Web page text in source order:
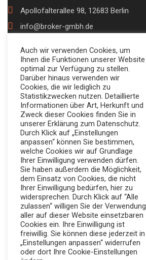
Apollofalterallee 98, 12683 Berlin
info@broker-gmbh.de
INFORMATIONEN
Impressum
Datenschutz
AGB
MENÜ
Home
Messe
Veranstaltungstechnik
Katalog
FOLLOW US:
Auch wir verwenden Cookies, um
Ihnen die Funktionen unserer Website
optimal zur Verfügung zu stellen.
Darüber hinaus verwenden wir
Cookies, die wir lediglich zu
Statistikzwecken nutzen. Detaillierte
Informationen über Art, Herkunft und
Zweck dieser Cookies finden Sie in
unserer Erklärung zum Datenschutz.
Durch Klick auf „Einstellungen
anpassen“ können Sie bestimmen,
welche Cookies wir auf Grundlage
Ihrer Einwilligung verwenden dürfen.
Sie haben außerdem die Möglichkeit,
dem Einsatz von Cookies, die nicht
Ihrer Einwilligung bedürfen, hier zu
widersprechen. Durch Klick auf “Alle
zulassen“ willigen Sie der Verwendung
aller auf dieser Website einsetzbaren
Cookies ein. Ihre Einwilligung ist
freiwillig. Sie können diese jederzeit in
„Einstellungen anpassen“ widerrufen
oder dort Ihre Cookie-Einstellungen